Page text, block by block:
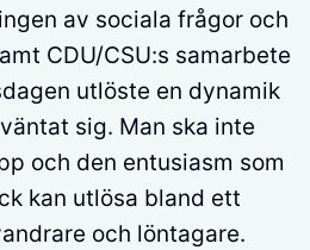
av sociala frågor och
CDU/CSU:s samarbete
utlöste en dynamik
sig. Man ska inte
och den entusiasm som
kan utlösa bland ett
och löntagare.